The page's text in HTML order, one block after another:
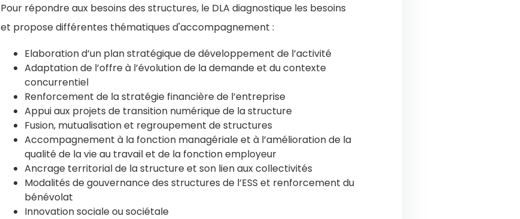
Pour répondre aux besoins des structures, le DLA diagnostique les besoins
et propose différentes thématiques d'accompagnement :
Elaboration d’un plan stratégique de développement de l’activité
Adaptation de l’offre à l’évolution de la demande et du contexte
concurrentiel
Renforcement de la stratégie financière de l’entreprise
Appui aux projets de transition numérique de la structure
Fusion, mutualisation et regroupement de structures
Accompagnement à la fonction managériale et à l’amélioration de la
qualité de la vie au travail et de la fonction employeur
Ancrage territorial de la structure et son lien aux collectivités
Modalités de gouvernance des structures de l’ESS et renforcement du
bénévolat
Innovation sociale ou sociétale